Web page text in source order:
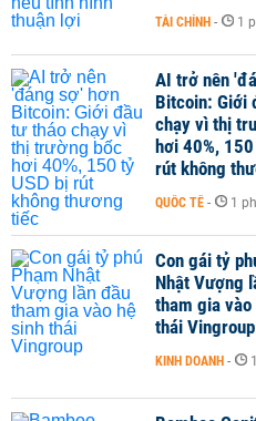
TÀI CHÍNH - 1
AI trở nên
Bitcoin: Giới
chạy vì thị
hơi 40%,
rút không
QUỐC TẾ - 1
Con gái tỷ
Nhật Vượng
tham gia vào
thái Vingroup
KINH DOANH -